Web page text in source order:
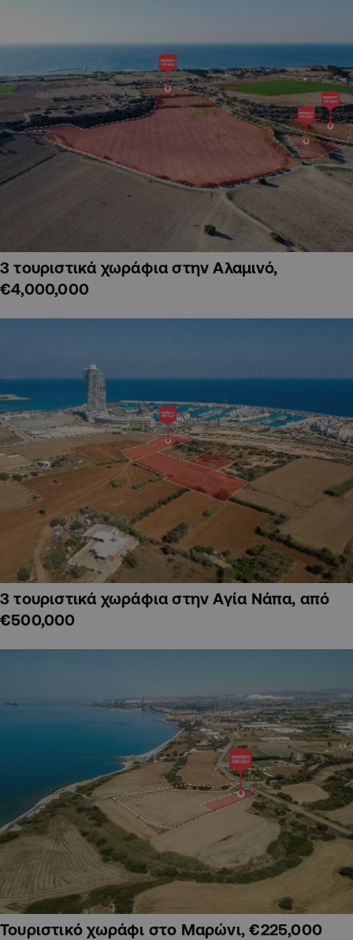
3 τουριστικά χωράφια στην Αλαμινό,
€4,000,000
3 τουριστικά χωράφια στην Αγία Νάπα, από
€500,000
Τουριστικό χωράφι στο Μαρώνι, €225,000